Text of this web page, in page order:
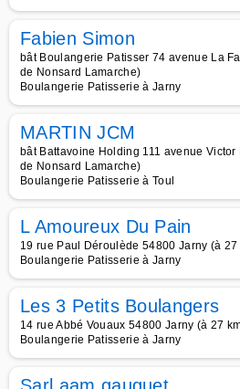
Fabien Simon
bât Boulangerie Patisser 74 avenue La
de Nonsard Lamarche)
Boulangerie Patisserie à Jarny
MARTIN JCM
bât Battavoine Holding 111 avenue
de Nonsard Lamarche)
Boulangerie Patisserie à Toul
L Amoureux Du Pain
19 rue Paul Déroulède 54800 Jarny (à
Boulangerie Patisserie à Jarny
Les 3 Petits Boulangers
14 rue Abbé Vouaux 54800 Jarny (à 27
Boulangerie Patisserie à Jarny